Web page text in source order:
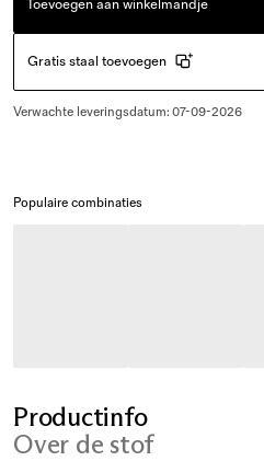
Toevoegen aan winkelmandje
Gratis staal toevoegen
Verwachte leveringsdatum: 07-09-2026
Populaire combinaties
Productinfo
Over de stof